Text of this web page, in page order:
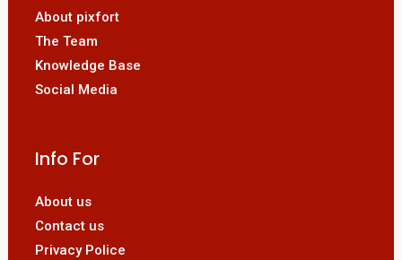
About pixfort
The Team
Knowledge Base
Social Media
Info For
About us
Contact us
Privacy Police